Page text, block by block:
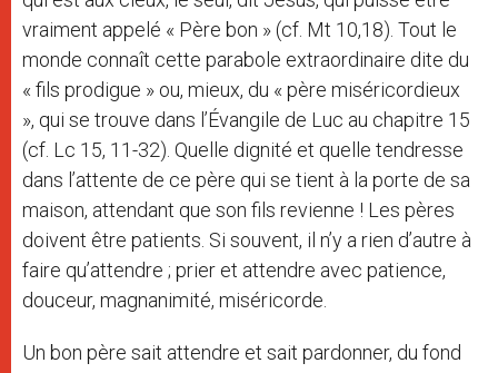
vraiment appelé « Père bon » (cf. Mt 10,18). Tout le
monde connaît cette parabole extraordinaire dite du
« fils prodigue » ou, mieux, du « père miséricordieux
», qui se trouve dans l’Évangile de Luc au chapitre 15
(cf. Lc 15, 11-32). Quelle dignité et quelle tendresse
dans l’attente de ce père qui se tient à la porte de sa
maison, attendant que son fils revienne ! Les pères
doivent être patients. Si souvent, il n’y a rien d’autre à
faire qu’attendre ; prier et attendre avec patience,
douceur, magnanimité, miséricorde.
Un bon père sait attendre et sait pardonner, du fond